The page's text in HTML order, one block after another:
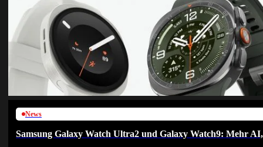
News
Samsung Galaxy Watch Ultra2 und Galaxy Watch9: Mehr